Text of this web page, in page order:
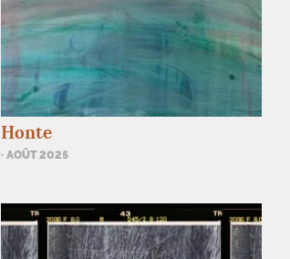
Honte
· AOÛT 2025